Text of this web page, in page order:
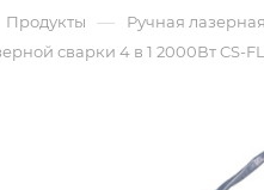
Продукты — Ручная
сварки 4 в 1 2000Вт CS-